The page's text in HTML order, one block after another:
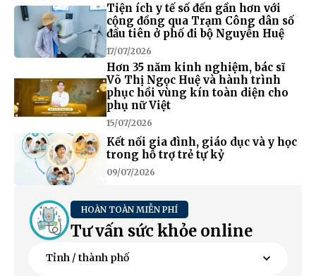
Tiện ích y tế số đến gần hơn với
cộng đồng qua Trạm Công dân số
đầu tiên ở phố đi bộ Nguyễn Huệ
17/07/2026
Hơn 35 năm kinh nghiệm, bác sĩ
Võ Thị Ngọc Huệ và hành trình
phục hồi vùng kín toàn diện cho
phụ nữ Việt
15/07/2026
Kết nối gia đình, giáo dục và y học
trong hỗ trợ trẻ tự kỷ
09/07/2026
HOÀN TOÀN MIỄN PHÍ
Tư vấn sức khỏe online